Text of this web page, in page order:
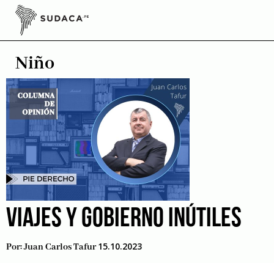
Skip
contentPrevención del fenómeno del
Niño
VIAJES Y GOBIERNO INÚTILES
Por:Juan Carlos Tafur 15.10.2023